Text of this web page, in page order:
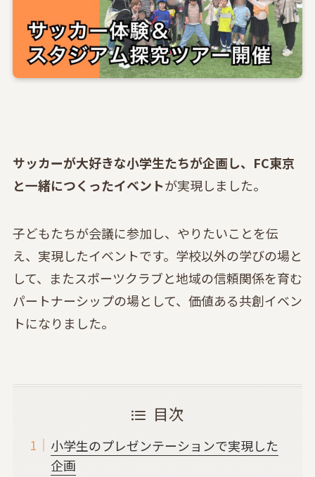
サッカーが大好きな小学生たちが企画し、FC東京
と一緒につくったイベントが実現しました。
子どもたちが会議に参加し、やりたいことを伝
え、実現したイベントです。学校以外の学びの場と
して、またスポーツクラブと地域の信頼関係を育む
パートナーシップの場として、価値ある共創イベン
トになりました。
目次
小学生のプレゼンテーションで実現した
企画